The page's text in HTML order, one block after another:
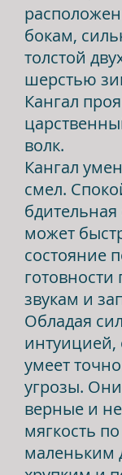
бокам,
толстой
шерстью
Кангал
волк.
Кангал
смел.
бдительная
может
состояние
звукам и
Обладая
интуицией,
умеет
угрозы.
верные и
мягкость
маленьким